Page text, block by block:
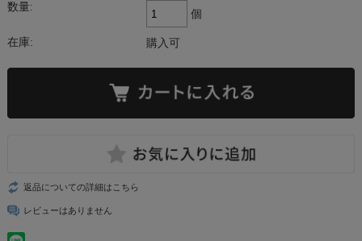
数量:
個
在庫: 購入可
返品についての詳細はこちら
レビューはありません